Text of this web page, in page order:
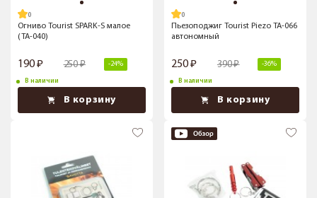
Огниво Tourist SPARK-S малое
(TA-040)
190 250 -24%
В наличии
В корзину
Пьезоподжиг Tourist Piezo TA-066
автономный
250 390 -36%
В наличии
В корзину